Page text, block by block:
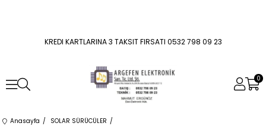
KREDI KARTLARINA 3 TAKSIT FIRSATI 0532 798 09 23
0
Anasayfa SOLAR SÜRÜCÜLER